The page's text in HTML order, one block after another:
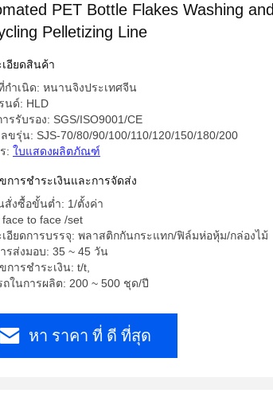
PET Bottle Flakes Washing and
Pelletizing Line
อียดสินค้า
กำเนิด: หนานจิงประเทศจีน
นด์: HLD
รรับรอง: SGS/ISO9001/CE
ขรุ่น: SJS-70/80/90/100/110/120/150/180/200
: ใบแสดงผลิตภัณฑ์
การชําระเงินและการจัดส่ง
สั่งซื้อขั้นต่ำ: 1/ตั้งค่า
to face /set
เอียดการบรรจุ: พลาสติกกันกระแทก/ฟิล์มห่อหุ้ม/กล่องไม้
รส่งมอบ: 35 ~ 45 วัน
การชำระเงิน: t/t,
ถในการผลิต: 200 ~ 500 ชุด/ปี
หา ราคา ที่ ดี ที่สุด